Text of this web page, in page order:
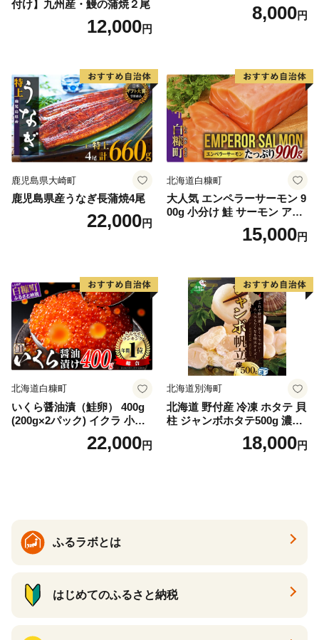
付け】九州産・鰻の蒲焼２尾
12,000円
8,000円
鹿児島県大崎町
鹿児島県産うなぎ長蒲焼4尾
22,000円
北海道白糠町
大人気 エンペラーサーモン 9
00g 小分け 鮭 サーモン アト
ランティックサーモン 水産
庁長官賞 受賞 さけ シャケ し
満足 美味しい 贈答 生食用 刺
身 お刺身 刺し身 魚介類 海鮮
冷凍 厚切り 薄切り ふるさと
納税 ふるさとチョイス チョ
イス 北海道 白糠町
15,000円
北海道白糠町
いくら醤油漬（鮭卵） 400g
(200g×2パック) イクラ 小分
け いくら醤油漬 鮭いくら い
くら醤油漬け 鮭 鮭卵 ikura
22,000円
北海道別海町
北海道 野付産 冷凍 ホタテ 貝
柱 ジャンボホタテ500g 濃厚
な旨味と甘み （ほたて ホタ
テ 帆立 貝柱 ホタテ貝柱 大玉
18,000円
ふるラボとは
はじめてのふるさと納税